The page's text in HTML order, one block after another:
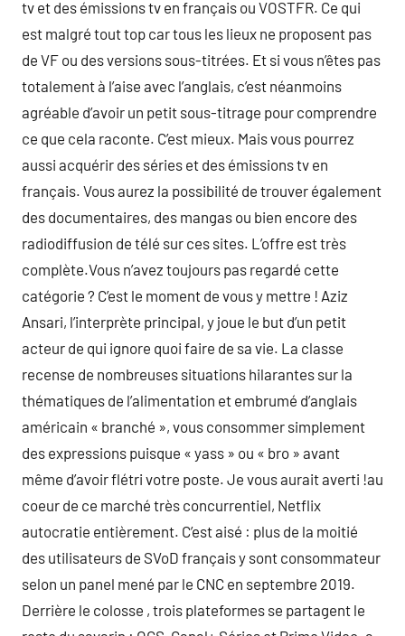
tv et des émissions tv en français ou VOSTFR. Ce qui
est malgré tout top car tous les lieux ne proposent pas
de VF ou des versions sous-titrées. Et si vous n’êtes pas
totalement à l’aise avec l’anglais, c’est néanmoins
agréable d’avoir un petit sous-titrage pour comprendre
ce que cela raconte. C’est mieux. Mais vous pourrez
aussi acquérir des séries et des émissions tv en
français. Vous aurez la possibilité de trouver également
des documentaires, des mangas ou bien encore des
radiodiffusion de télé sur ces sites. L’offre est très
complète.Vous n’avez toujours pas regardé cette
catégorie ? C’est le moment de vous y mettre ! Aziz
Ansari, l’interprète principal, y joue le but d’un petit
acteur de qui ignore quoi faire de sa vie. La classe
recense de nombreuses situations hilarantes sur la
thématiques de l’alimentation et embrumé d’anglais
américain « branché », vous consommer simplement
des expressions puisque « yass » ou « bro » avant
même d’avoir flétri votre poste. Je vous aurait averti !au
coeur de ce marché très concurrentiel, Netflix
autocratie entièrement. C’est aisé : plus de la moitié
des utilisateurs de SVoD français y sont consommateur
selon un panel mené par le CNC en septembre 2019.
Derrière le colosse , trois plateformes se partagent le